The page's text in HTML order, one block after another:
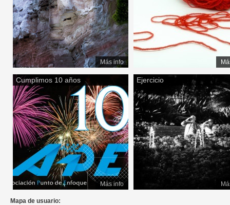
Más info
Cumplimos 10 años
Más info
Ejercicio
Mapa de usuario: